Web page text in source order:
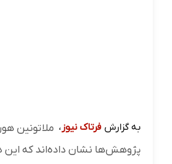
به گزارش فرتاک نیوز ، ملاتونین
پژوهش‌ها نشان داده‌اند که این